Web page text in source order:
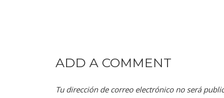
ADD A COMMENT
Tu dirección de correo electrónico no será